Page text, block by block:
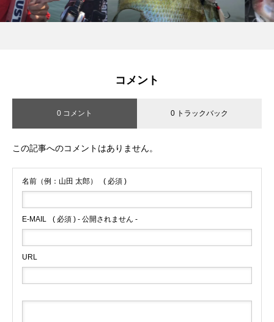
コメント
0 コメント 0 トラックバック
この記事へのコメントはありません。
名前（例：山田 太郎） ( 必須 )
E-MAIL ( 必須 ) - 公開されません -
URL